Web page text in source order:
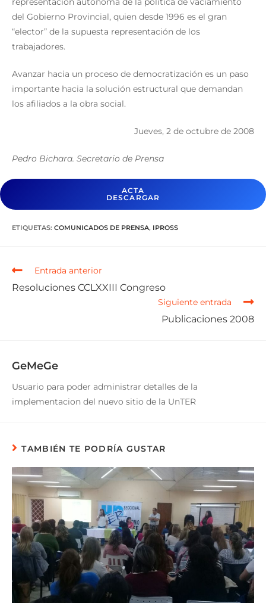
del Gobierno Provincial, quien desde 1996 es el gran
“elector” de la supuesta representación de los
trabajadores.
Avanzar hacia un proceso de democratización es un paso
importante hacia la solución estructural que demandan
los afiliados a la obra social.
Jueves, 2 de octubre de 2008
Pedro Bichara. Secretario de Prensa
ACTA
DESCARGAR
ETIQUETAS: COMUNICADOS DE PRENSA, IPROSS
Entrada anterior
Resoluciones CCLXXIII Congreso
Siguiente entrada
Publicaciones 2008
GeMeGe
Usuario para poder administrar detalles de la
implementacion del nuevo sitio de la UnTER
TAMBIÉN TE PODRÍA GUSTAR